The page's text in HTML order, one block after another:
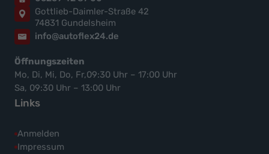
Gottlieb-Daimler-Straße 42
74831 Gundelsheim
info@autoflex24.de
Öffnungszeiten
Mo, Di, Mi, Do, Fr,09:30 Uhr – 17:00 Uhr
Sa, 09:30 Uhr – 13:00 Uhr
Links
Anmelden
Impressum